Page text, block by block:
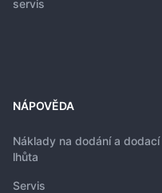
servis
NÁPOVĚDA
Náklady na dodání a dodací
lhůta
Servis